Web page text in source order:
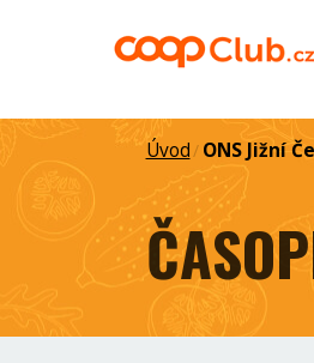
Úvod/ ONS Jižní